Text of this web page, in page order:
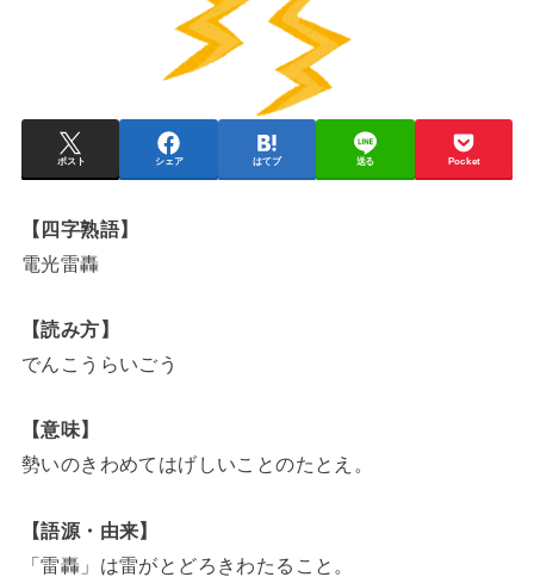
ポスト シェア はてブ 送る Pocket
【四字熟語】
電光雷轟
【読み方】
でんこうらいごう
【意味】
勢いのきわめてはげしいことのたとえ。
【語源・由来】
「雷轟」は雷がとどろきわたること。